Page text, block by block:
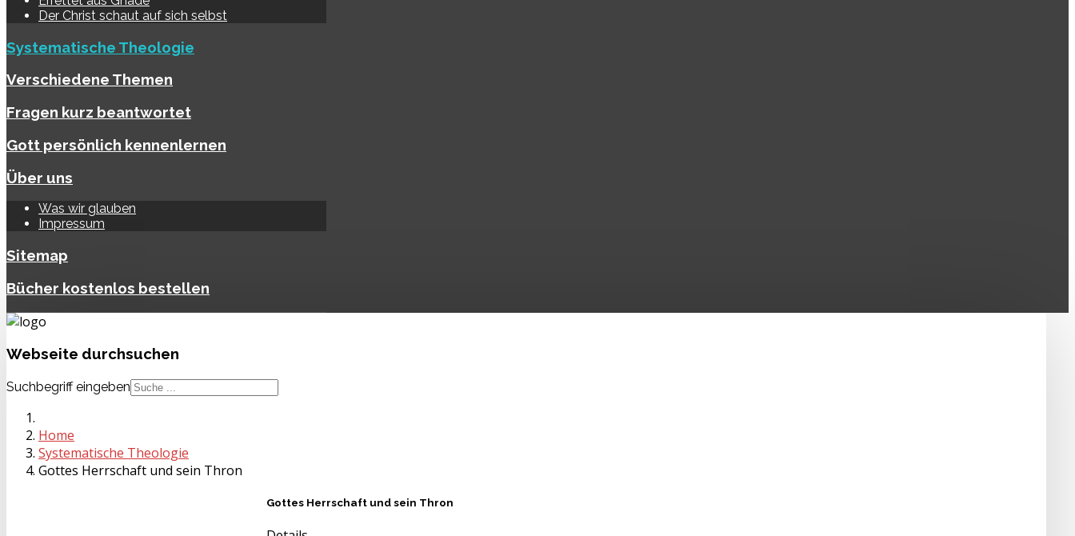
Der Christ schaut auf sich selbst
Systematische Theologie
Verschiedene Themen
Fragen kurz beantwortet
Gott persönlich kennenlernen
Über uns
Was wir glauben
Impressum
Sitemap
Bücher kostenlos bestellen
Webseite durchsuchen
Suchbegriff eingeben
Home
Systematische Theologie
Gottes Herrschaft und sein Thron
Gottes Herrschaft und sein Thron